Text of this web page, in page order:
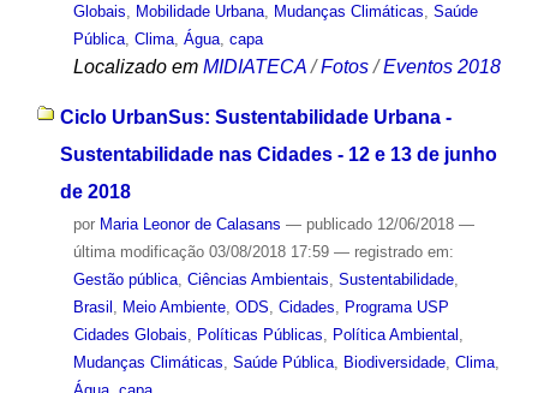
Globais
Mobilidade Urbana, Mudanças Climáticas Saúde
Pública, Clima, Água, capa
Localizado em MIDIATECA /Fotos /Eventos 2018
Ciclo UrbanSus: Sustentabilidade Urbana -
Sustentabilidade nas Cidades - 12 e 13 de junho
de 2018
por Maria Leonor de Calasans — publicado12/06/2018 —
última modificação03/08/2018 17:59 — registrado em:
Gestão pública, Ciências Ambientais, Sustentabilidade,
Brasil , Meio Ambiente, ODS, Cidades, Programa USP
Cidades Globais, Políticas Públicas, Política Ambiental ,
Mudanças Climáticas, Saúde Pública, Biodiversidade, Clima,